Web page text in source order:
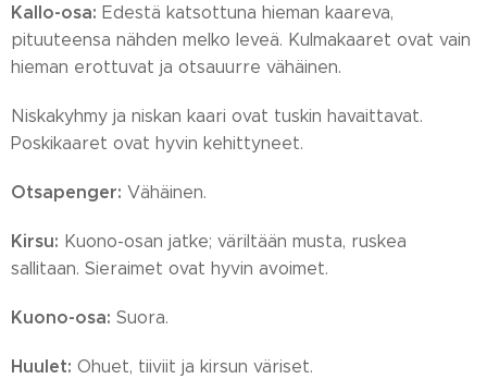
Kallo-osa: Edestä katsottuna hieman kaareva,
pituuteensa nähden melko leveä. Kulmakaaret ovat vain
hieman erottuvat ja otsauurre vähäinen.
Niskakyhmy ja niskan kaari ovat tuskin havaittavat.
Poskikaaret ovat hyvin kehittyneet.
Otsapenger: Vähäinen.
Kirsu: Kuono-osan jatke; väriltään musta, ruskea
sallitaan. Sieraimet ovat hyvin avoimet.
Kuono-osa: Suora.
Huulet: Ohuet, tiiviit ja kirsun väriset.